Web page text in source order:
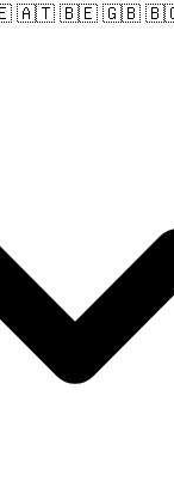
🇦🇹 🇧🇪 🇬🇧